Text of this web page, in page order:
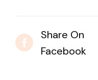
Share On
Facebook